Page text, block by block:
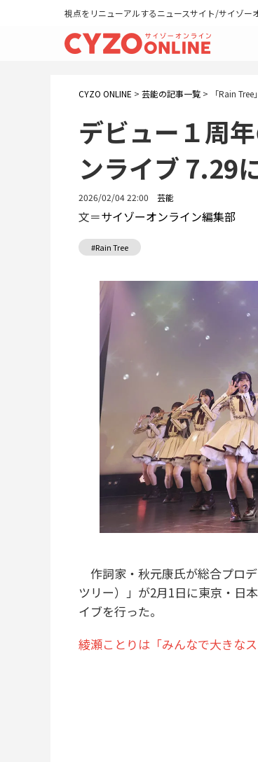
視点をリニューアルするニュースサイト/サイゾー
CYZO ONLINE > 芸能の記事一覧 > 「Rain
デビュー１周
ンライブ 7.29
2026/02/04 22:00 芸能
文＝サイゾーオンライン編集部
#Rain Tree
作詞家・秋元康氏が総合プロ
ツリー）」が2月1日に東京・日
イブを行った。
綾瀬ことりは「みんなで大きな